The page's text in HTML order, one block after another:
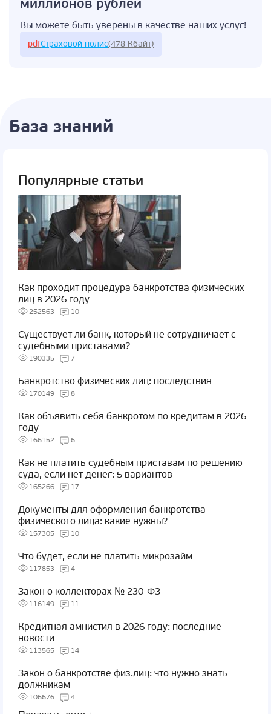
миллионов рублей
Вы можете быть уверены в качестве наших услуг!
pdfСтраховой полис(478 Кбайт)
База знаний
Популярные статьи
Как проходит процедура банкротства физических
лиц в 2026 году
252563 10
Существует ли банк, который не сотрудничает с
судебными приставами?
190335 7
Банкротство физических лиц: последствия
170149 8
Как объявить себя банкротом по кредитам в 2026
году
166152 6
Как не платить судебным приставам по решению
суда, если нет денег: 5 вариантов
165266 17
Документы для оформления банкротства
физического лица: какие нужны?
157305 10
Что будет, если не платить микрозайм
117853 4
Закон о коллекторах № 230-ФЗ
116149 11
Кредитная амнистия в 2026 году: последние
новости
113565 14
Закон о банкротстве физ.лиц: что нужно знать
должникам
106676 4